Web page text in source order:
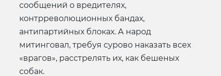
сообщений о вредителях,
контрреволюционных бандах,
антипартийных блоках. А народ
митинговал, требуя сурово наказать всех
«врагов», расстрелять их, как бешеных
собак.